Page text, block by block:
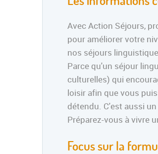
Avec Action Séjours,
pour améliorer votre
nos séjours
Parce qu'un séjour
culturelles) qui
loisir afin que vous
détendu. C'est aussi
Préparez-vous à vivre
Focus sur la